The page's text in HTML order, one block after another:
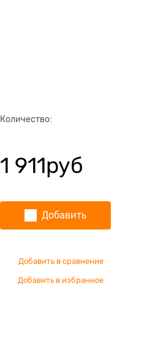
Количество:
1 911руб
Добавить
Добавить в сравнение
Добавить в избранное